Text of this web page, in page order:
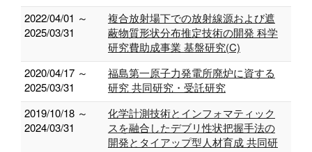
2022/04/01 ～
2025/03/31
複合放射場下での放射線源および遮
蔽物質形状分布推定技術の開発 科学
研究費助成事業 基盤研究(C)
2020/04/17 ～
2025/03/31
福島第一原子力発電所廃炉に資する
研究 共同研究・受託研究
2019/10/18 ～
2024/03/31
化学計測技術とインフォマティック
スを融合したデブリ性状把握手法の
開発とタイアップ型人材育成 共同研